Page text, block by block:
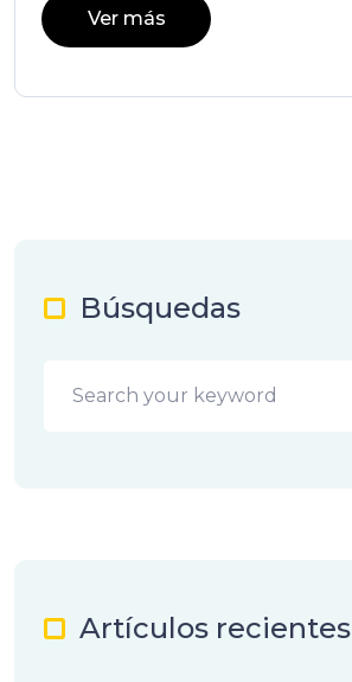
Ver más
Búsquedas
Artículos recientes